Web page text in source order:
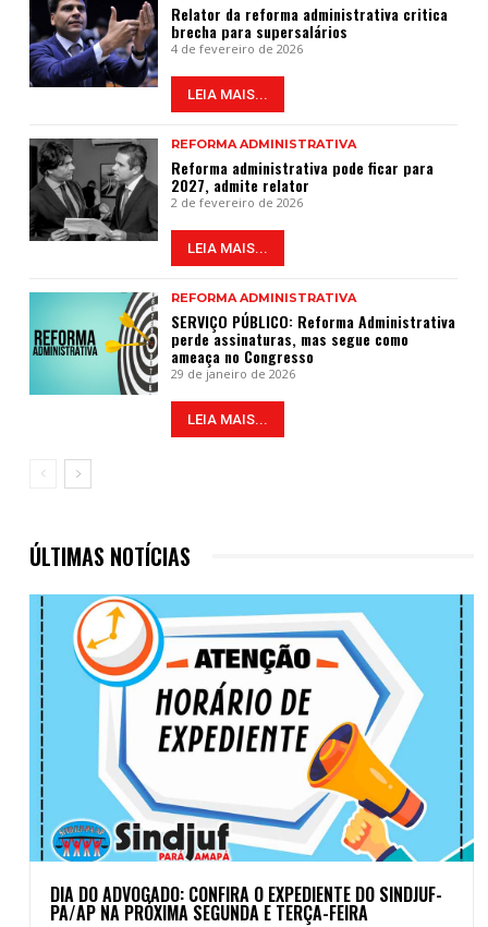
Relator da reforma administrativa critica
brecha para supersalários
4 de fevereiro de 2026
LEIA MAIS...
REFORMA ADMINISTRATIVA
Reforma administrativa pode ficar para
2027, admite relator
2 de fevereiro de 2026
LEIA MAIS...
REFORMA ADMINISTRATIVA
SERVIÇO PÚBLICO: Reforma Administrativa
perde assinaturas, mas segue como
ameaça no Congresso
29 de janeiro de 2026
LEIA MAIS...
ÚLTIMAS NOTÍCIAS
DIA DO ADVOGADO: CONFIRA O EXPEDIENTE DO SINDJUF-
PA/AP NA PRÓXIMA SEGUNDA E TERÇA-FEIRA